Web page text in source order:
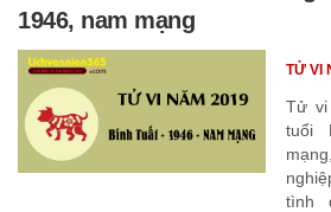
1946, nam mạng
Tử vi
tuổi
tình
TỬ VI